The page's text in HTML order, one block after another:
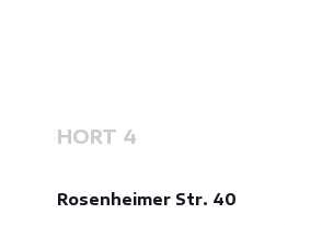
HORT 4
Rosenheimer Str. 40